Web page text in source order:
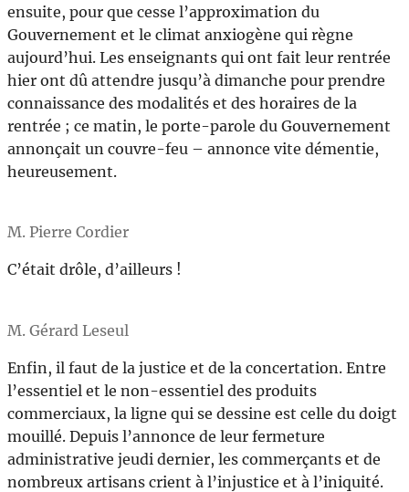
ensuite, pour que cesse l’approximation du
Gouvernement et le climat anxiogène qui règne
aujourd’hui. Les enseignants qui ont fait leur rentrée
hier ont dû attendre jusqu’à dimanche pour prendre
connaissance des modalités et des horaires de la
rentrée ; ce matin, le porte-parole du Gouvernement
annonçait un couvre-feu – annonce vite démentie,
heureusement.
M. Pierre Cordier
C’était drôle, d’ailleurs !
M. Gérard Leseul
Enfin, il faut de la justice et de la concertation. Entre
l’essentiel et le non-essentiel des produits
commerciaux, la ligne qui se dessine est celle du doigt
mouillé. Depuis l’annonce de leur fermeture
administrative jeudi dernier, les commerçants et de
nombreux artisans crient à l’injustice et à l’iniquité.